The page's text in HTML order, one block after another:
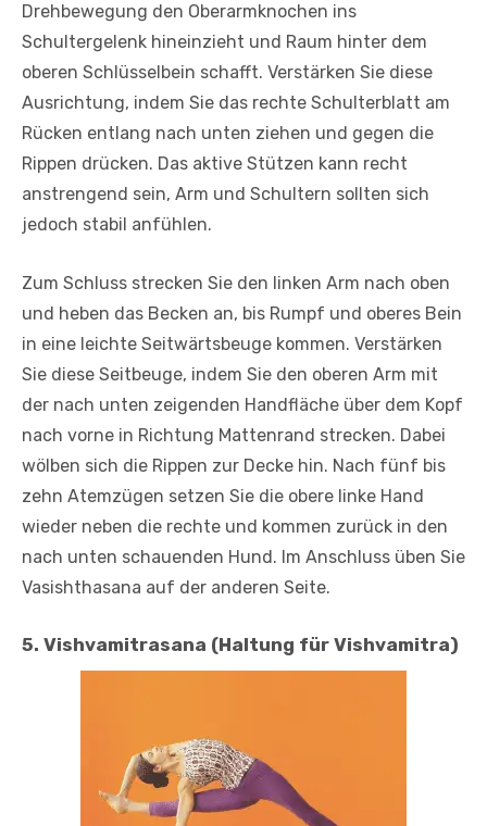
Drehbewegung den Oberarmknochen ins
Schultergelenk hineinzieht und Raum hinter dem
oberen Schlüsselbein schafft. Verstärken Sie diese
Ausrichtung, indem Sie das rechte Schulterblatt am
Rücken entlang nach unten ziehen und gegen die
Rippen drücken. Das aktive Stützen kann recht
anstrengend sein, Arm und Schultern sollten sich
jedoch stabil anfühlen.
Zum Schluss strecken Sie den linken Arm nach oben
und heben das Becken an, bis Rumpf und oberes Bein
in eine leichte Seitwärtsbeuge kommen. Verstärken
Sie diese Seitbeuge, indem Sie den oberen Arm mit
der nach unten zeigenden Handfläche über dem Kopf
nach vorne in Richtung Mattenrand strecken. Dabei
wölben sich die Rippen zur Decke hin. Nach fünf bis
zehn Atemzügen setzen Sie die obere linke Hand
wieder neben die rechte und kommen zurück in den
nach unten schauenden Hund. Im Anschluss üben Sie
Vasishthasana auf der anderen Seite.
5. Vishvamitrasana (Haltung für Vishvamitra)